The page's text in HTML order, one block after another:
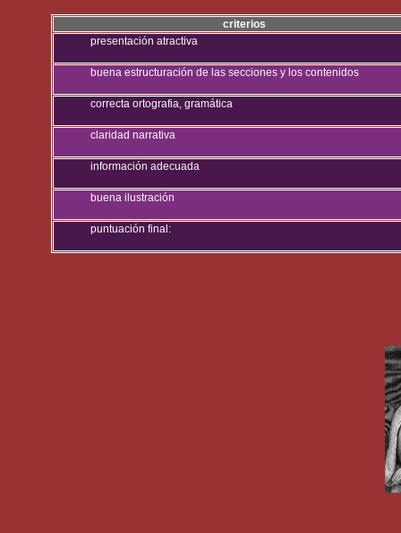
criterios
presentación atractiva
buena estructuración de las secciones y los contenidos
correcta ortografia, gramática
claridad narrativa
información adecuada
buena ilustración
puntuación final: